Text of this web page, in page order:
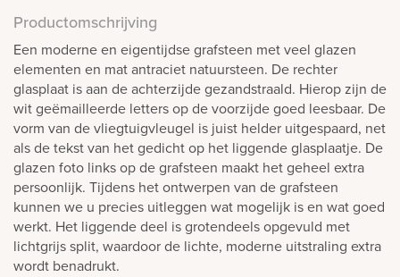
Productomschrijving
Een moderne en eigentijdse grafsteen met veel glazen
elementen en mat antraciet natuursteen. De rechter
glasplaat is aan de achterzijde gezandstraald. Hierop zijn de
wit geëmailleerde letters op de voorzijde goed leesbaar. De
vorm van de vliegtuigvleugel is juist helder uitgespaard, net
als de tekst van het gedicht op het liggende glasplaatje. De
glazen foto links op de grafsteen maakt het geheel extra
persoonlijk. Tijdens het ontwerpen van de grafsteen
kunnen we u precies uitleggen wat mogelijk is en wat goed
werkt. Het liggende deel is grotendeels opgevuld met
lichtgrijs split, waardoor de lichte, moderne uitstraling extra
wordt benadrukt.